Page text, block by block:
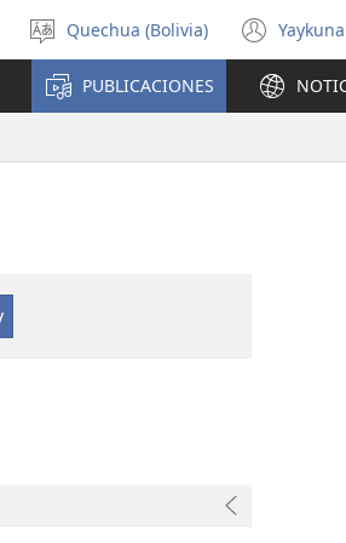
Select
language
Quechua (Bolivia)
new
PUBLICACIONES